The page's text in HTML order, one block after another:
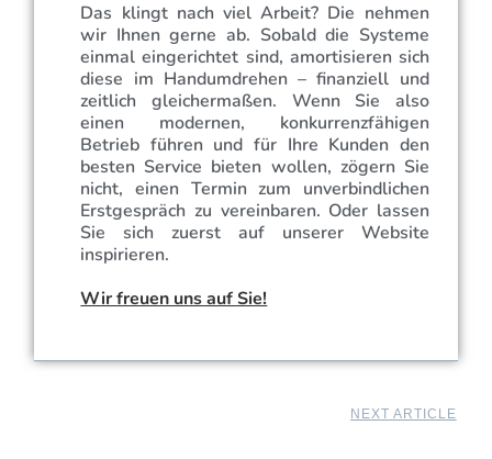
Das klingt nach viel Arbeit? Die nehmen
wir Ihnen gerne ab. Sobald die Systeme
einmal eingerichtet sind, amortisieren sich
diese im Handumdrehen – finanziell und
zeitlich gleichermaßen. Wenn Sie also
einen modernen, konkurrenzfähigen
Betrieb führen und für Ihre Kunden den
besten Service bieten wollen, zögern Sie
nicht, einen Termin zum unverbindlichen
Erstgespräch zu vereinbaren. Oder lassen
Sie sich zuerst auf unserer Website
inspirieren.
Wir freuen uns auf Sie!
NEXT ARTICLE